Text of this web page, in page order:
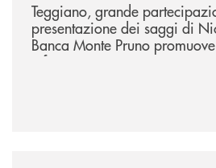
Teggiano, grande
presentazione dei saggi di
Banca Monte Pruno
e futuro